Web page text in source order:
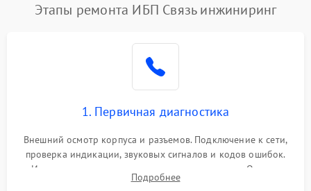
Этапы ремонта ИБП Связь инжиниринг
1. Первичная диагностика
Внешний осмотр корпуса и разъемов. Подключение к сети,
проверка индикации, звуковых сигналов и кодов ошибок.
Измерение входного и выходного напряжения. Оценка
реакции ИБП на отключение основного питания без
Подробнее